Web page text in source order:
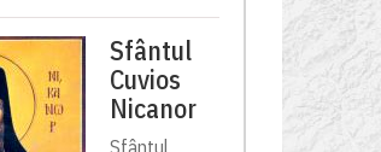
Sfântul
Cuvios
Nicanor
Sfântul